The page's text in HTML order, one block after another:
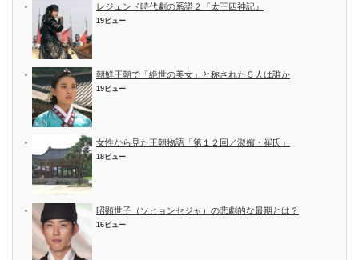
レジェンド時代劇の系譜２『太王四神記』
19ビュー
朝鮮王朝で「絶世の美女」と称された５人は誰か
19ビュー
女性から見た王朝物語「第１２回／淑嬪・崔氏」
18ビュー
昭顕世子（ソヒョンセジャ）の悲劇的な最期とは？
16ビュー